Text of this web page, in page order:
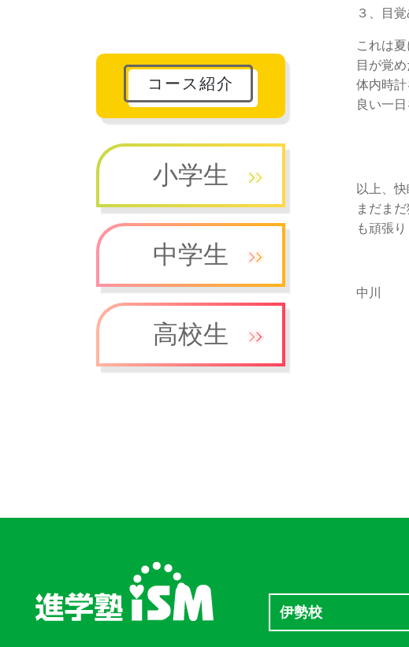
３、目
これは
目が覚
体内時
良い一
以上、
まだま
も頑張り
中川
コース紹介
小学生
中学生
高校生
伊勢校